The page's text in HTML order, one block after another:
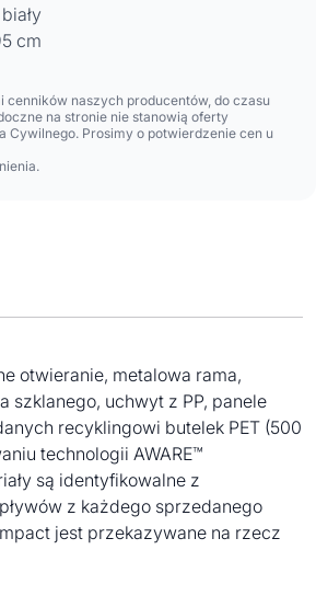
biały
cm
cenników naszych producentów, do czasu
na stronie nie stanowią oferty
Cywilnego. Prosimy o potwierdzenie cen u
otwieranie, metalowa rama,
szklanego, uchwyt z PP, panele
recyklingowi butelek PET (500
technologii AWARE™
są identyfikowalne z
z każdego sprzedanego
jest przekazywane na rzecz